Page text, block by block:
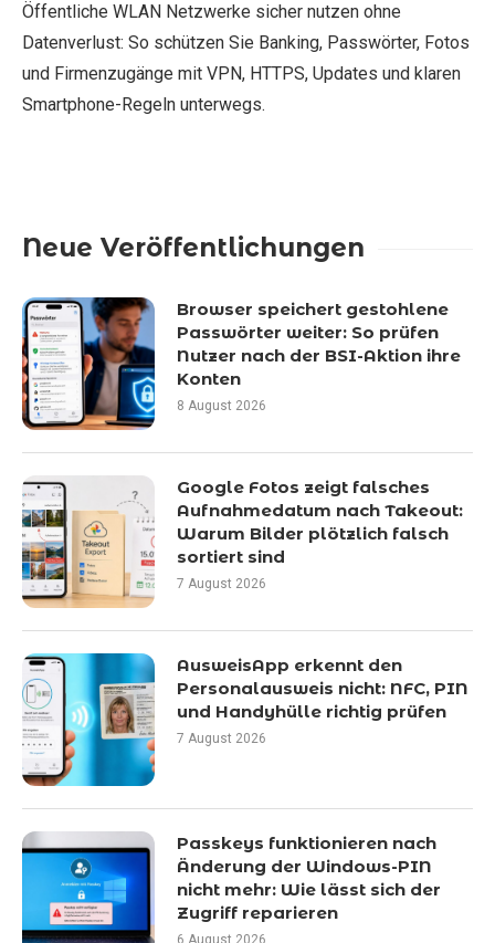
Öffentliche WLAN Netzwerke sicher nutzen ohne
Datenverlust: So schützen Sie Banking, Passwörter, Fotos
und Firmenzugänge mit VPN, HTTPS, Updates und klaren
Smartphone-Regeln unterwegs.
Neue Veröffentlichungen
Browser speichert gestohlene
Passwörter weiter: So prüfen
Nutzer nach der BSI-Aktion ihre
Konten
8 August 2026
Google Fotos zeigt falsches
Aufnahmedatum nach Takeout:
Warum Bilder plötzlich falsch
sortiert sind
7 August 2026
AusweisApp erkennt den
Personalausweis nicht: NFC, PIN
und Handyhülle richtig prüfen
7 August 2026
Passkeys funktionieren nach
Änderung der Windows-PIN
nicht mehr: Wie lässt sich der
Zugriff reparieren
6 August 2026